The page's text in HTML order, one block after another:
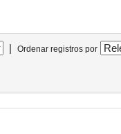
| Ordenar registros por